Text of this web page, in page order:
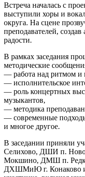
Встреча началась с
выступили хоры и
округа. На сцене
преподавателей,
радости.
В рамках заседания
методические
— работа над ритмом и
— исполнительское
— роль концертных
музыкантов,
— методика
— современные
и многое другое.
В заседании приняли
Селихово, ДШИ п.
Мокшино, ДМШ п.
ДХШМиЮ г. Конаково и